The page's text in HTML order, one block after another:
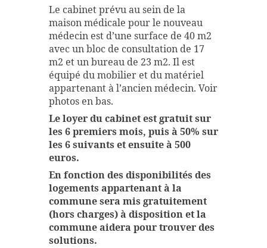
Le cabinet prévu au sein de la
maison médicale pour le nouveau
médecin est d’une surface de 40 m2
avec un bloc de consultation de 17
m2 et un bureau de 23 m2. Il est
équipé du mobilier et du matériel
appartenant à l’ancien médecin. Voir
photos en bas.
Le loyer du cabinet est gratuit sur
les 6 premiers mois, puis à 50% sur
les 6 suivants et ensuite à 500
euros.
En fonction des disponibilités des
logements appartenant à la
commune sera mis gratuitement
(hors charges) à disposition et la
commune aidera pour trouver des
solutions.